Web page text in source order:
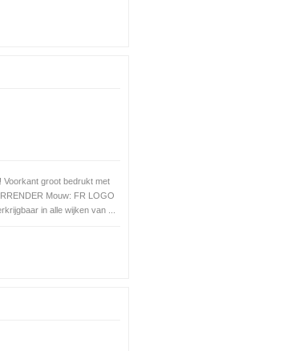
Voorkant groot bedrukt met
Mouw: FR LOGO
in alle wijken van ...